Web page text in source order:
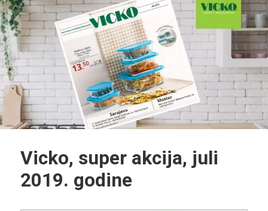
Vicko, super akcija, juli
2019. godine